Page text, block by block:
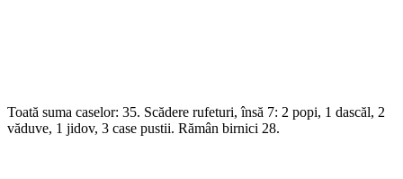
Toată suma caselor: 35. Scădere rufeturi, însă 7: 2 popi, 1 dascăl, 2
văduve, 1 jidov, 3 case pustii. Rămân birnici 28.